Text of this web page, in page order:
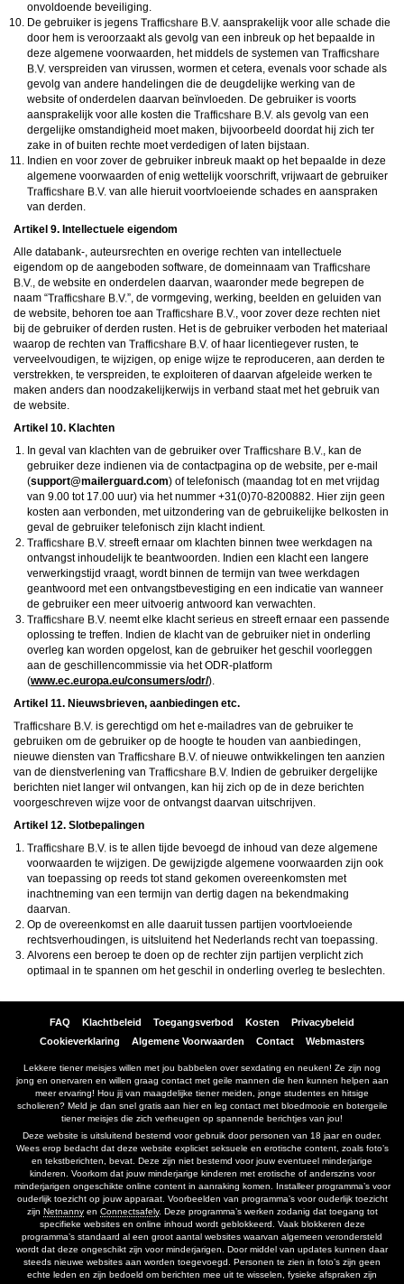
onvoldoende beveiliging.
De gebruiker is jegens
aansprakelijk voor alle schade die
door hem is veroorzaakt als gevolg van een inbreuk op het bepaalde in
deze algemene voorwaarden, het middels de systemen van
verspreiden van virussen, wormen et cetera, evenals voor schade als
gevolg van andere handelingen die de deugdelijke werking van de
website of onderdelen daarvan beïnvloeden. De gebruiker is voorts
aansprakelijk voor alle kosten die
als gevolg van een
dergelijke omstandigheid moet maken, bijvoorbeeld doordat hij zich ter
zake in of buiten rechte moet verdedigen of laten bijstaan.
Indien en voor zover de gebruiker inbreuk maakt op het bepaalde in deze
algemene voorwaarden of enig wettelijk voorschrift, vrijwaart de gebruiker
van alle hieruit voortvloeiende schades en aanspraken
van derden.
Artikel 9. Intellectuele eigendom
Alle databank-, auteursrechten en overige rechten van intellectuele
eigendom op de aangeboden software, de domeinnaam van
, de website en onderdelen daarvan, waaronder mede begrepen de
naam “
”, de vormgeving, werking, beelden en geluiden van
de website, behoren toe aan
, voor zover deze rechten niet
bij de gebruiker of derden rusten. Het is de gebruiker verboden het materiaal
waarop de rechten van
of haar licentiegever rusten, te
verveelvoudigen, te wijzigen, op enige wijze te reproduceren, aan derden te
verstrekken, te verspreiden, te exploiteren of daarvan afgeleide werken te
maken anders dan noodzakelijkerwijs in verband staat met het gebruik van
de website.
Artikel 10. Klachten
In geval van klachten van de gebruiker over
, kan de
gebruiker deze indienen via de contactpagina op de website, per e-mail
(moc.draugreliam@troppus) of telefonisch (maandag tot en met vrijdag
van 9.00 tot 17.00 uur) via het nummer +31(0)70-8200882. Hier zijn geen
kosten aan verbonden, met uitzondering van de gebruikelijke belkosten in
geval de gebruiker telefonisch zijn klacht indient.
streeft ernaar om klachten binnen twee werkdagen na
ontvangst inhoudelijk te beantwoorden. Indien een klacht een langere
verwerkingstijd vraagt, wordt binnen de termijn van twee werkdagen
geantwoord met een ontvangstbevestiging en een indicatie van wanneer
de gebruiker een meer uitvoerig antwoord kan verwachten.
neemt elke klacht serieus en streeft ernaar een passende
oplossing te treffen. Indien de klacht van de gebruiker niet in onderling
overleg kan worden opgelost, kan de gebruiker het geschil voorleggen
aan de geschillencommissie via het ODR-platform
(www.ec.europa.eu/consumers/odr/).
Artikel 11. Nieuwsbrieven, aanbiedingen etc.
is gerechtigd om het e-mailadres van de gebruiker te
gebruiken om de gebruiker op de hoogte te houden van aanbiedingen,
nieuwe diensten van
of nieuwe ontwikkelingen ten aanzien
van de dienstverlening van
Indien de gebruiker dergelijke
berichten niet langer wil ontvangen, kan hij zich op de in deze berichten
voorgeschreven wijze voor de ontvangst daarvan uitschrijven.
Artikel 12. Slotbepalingen
is te allen tijde bevoegd de inhoud van deze algemene
voorwaarden te wijzigen. De gewijzigde algemene voorwaarden zijn ook
van toepassing op reeds tot stand gekomen overeenkomsten met
inachtneming van een termijn van dertig dagen na bekendmaking
daarvan.
Op de overeenkomst en alle daaruit tussen partijen voortvloeiende
rechtsverhoudingen, is uitsluitend het Nederlands recht van toepassing.
Alvorens een beroep te doen op de rechter zijn partijen verplicht zich
optimaal in te spannen om het geschil in onderling overleg te beslechten.
FAQ Klachtbeleid Toegangsverbod Kosten
Privacybeleid
Cookieverklaring
Algemene Voorwaarden Contact Webmasters
Lekkere tiener meisjes willen met jou babbelen over sexdating en neuken! Ze zijn nog
jong en onervaren en willen graag contact met geile mannen die hen kunnen helpen aan
meer ervaring! Hou jij van maagdelijke tiener meiden, jonge studentes en hitsige
scholieren? Meld je dan snel gratis aan hier en leg contact met bloedmooie en botergeile
tiener meisjes die zich verheugen op spannende berichtjes van jou!
Deze website is uitsluitend bestemd voor gebruik door personen van 18 jaar en ouder.
Wees erop bedacht dat deze website expliciet seksuele en erotische content, zoals foto’s
en tekstberichten, bevat. Deze zijn niet bestemd voor jouw eventueel minderjarige
kinderen. Voorkom dat jouw minderjarige kinderen met erotische of anderszins voor
minderjarigen ongeschikte online content in aanraking komen. Installeer programma’s voor
ouderlijk toezicht op jouw apparaat. Voorbeelden van programma’s voor ouderlijk toezicht
zijn Netnannyen Connectsafely. Deze programma’s werken zodanig dat toegang tot
specifieke websites en online inhoud wordt geblokkeerd. Vaak blokkeren deze
programma’s standaard al een groot aantal websites waarvan algemeen verondersteld
wordt dat deze ongeschikt zijn voor minderjarigen. Door middel van updates kunnen daar
steeds nieuwe websites aan worden toegevoegd. Personen te zien in foto’s zijn geen
echte leden en zijn bedoeld om berichten mee uit te wisselen, fysieke afspraken zijn